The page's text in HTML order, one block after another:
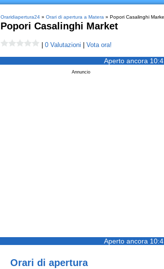
Oraridiapertura24» Orari di apertura a Matera » Popori Casalinghi
Popori Casalinghi Market
0 Valutazioni Vota ora!
Aperto ancora
Annuncio
Aperto ancora
Orari di apertura